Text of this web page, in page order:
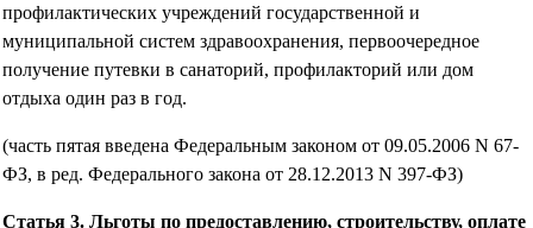
профилактических учреждений государственной и
муниципальной систем здравоохранения, первоочередное
получение путевки в санаторий, профилакторий или дом
отдыха один раз в год.
(часть пятая введена Федеральным законом от 09.05.2006 N 67-
ФЗ, в ред. Федерального закона от 28.12.2013 N 397-ФЗ)
Статья 3. Льготы по предоставлению, строительству, оплате